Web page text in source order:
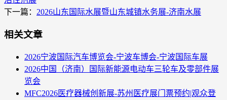
下一篇： 2026山东国际水展暨山东城镇水务展-济南水展
相关文章
2026宁波国际汽车博览会-宁波车博会-宁波国际车展
2026中国（济南）国际新能源电动车三轮车及零部件展
览会
MFC2026医疗器械创新展-苏州医疗展门票预约|观众登